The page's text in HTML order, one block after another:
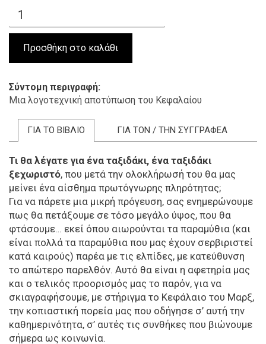
Σύντομη περιγραφή
Μια λογοτεχνική αποτύπωση του Κεφαλαίου
ΓΙΑ ΤΟ ΒΙΒΛΙΟ ΓΙΑ ΤΟΝ / ΤΗΝ ΣΥΓΓΡΑΦΕΑ
Τι θα λέγατε για ένα ταξιδάκι, ένα ταξιδάκι
ξεχωριστό, που μετά την ολοκλήρωσή του θα μας
μείνει ένα αίσθημα πρωτόγνωρης πληρότητας;
Για να πάρετε μια μικρή πρόγευση, σας ενημερώνουμε
πως θα πετάξουμε σε τόσο μεγάλο ύψος, που θα
φτάσουμε… εκεί όπου αιωρούνται τα παραμύθια (και
είναι πολλά τα παραμύθια που μας έχουν σερβιριστεί
κατά καιρούς) παρέα με τις ελπίδες, με κατεύθυνση
το απώτερο παρελθόν. Αυτό θα είναι η αφετηρία μας
και ο τελικός προορισμός μας το παρόν, για να
σκιαγραφήσουμε, με στήριγμα το Κεφάλαιο του Μαρξ,
την κοπιαστική πορεία μας που οδήγησε σ’ αυτή την
καθημερινότητα, σ’ αυτές τις συνθήκες που βιώνουμε
σήμερα ως κοινωνία.